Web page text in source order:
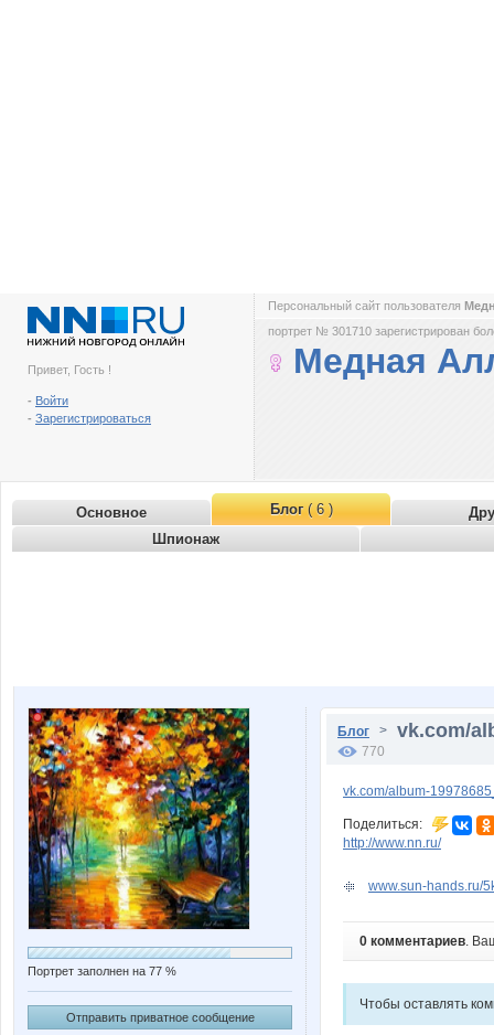
Привет, Гость !
- Войти
- Зарегистрироваться
Персональный сайт пользователя
портрет № 301710 зарегистрирован
Медная
Основное Блог( 6 )
Шпионаж
Портрет заполнен на 77 %
Отправить приватное сообщение
Блог > vk.com/
770
vk.com/album-
Поделиться:
http://www.nn.ru/
www.sun-hands.ru/
0 комментариев.
Чтобы оставлять